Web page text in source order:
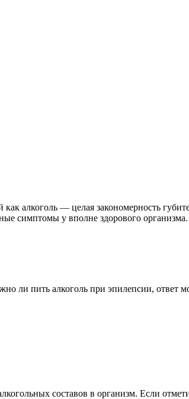
алкоголь — целая закономерность
симптомы у вполне здорового организма.
ли пить алкоголь при эпилепсии, ответ
составов в организм. Если